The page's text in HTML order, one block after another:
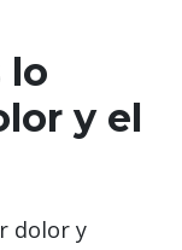
lo
y el
dolor y